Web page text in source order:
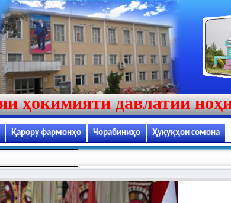
ҳокимияти давлатии
Қарору фармонҳо Чорабиниҳо Ҳуқуқҳои сомона